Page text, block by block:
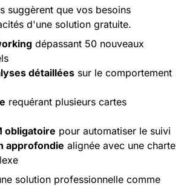
suggèrent que vos besoins
d'une solution gratuite.
dépassant 50 nouveaux
détaillées sur le comportement
requérant plusieurs cartes
obligatoire pour automatiser le suivi
approfondie alignée avec une charte
solution professionnelle comme